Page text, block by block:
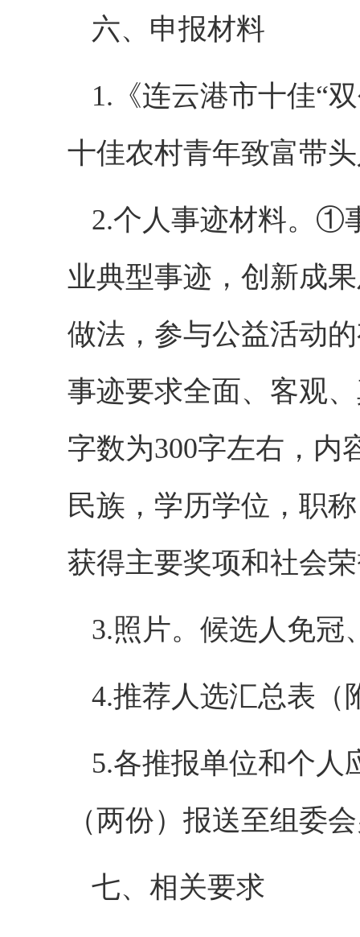
六、申报材料
1.《连云港市十佳“
十佳农村青年致富带
2.个人事迹材料。①
业典型事迹，创新成
做法，参与公益活动
事迹要求全面、客观
字数为300字左右，内
民族，学历学位，职
获得主要奖项和社会
3.照片。候选人免冠
4.推荐人选汇总表（
5.各推报单位和个人
（两份）报送至组委
七、相关要求